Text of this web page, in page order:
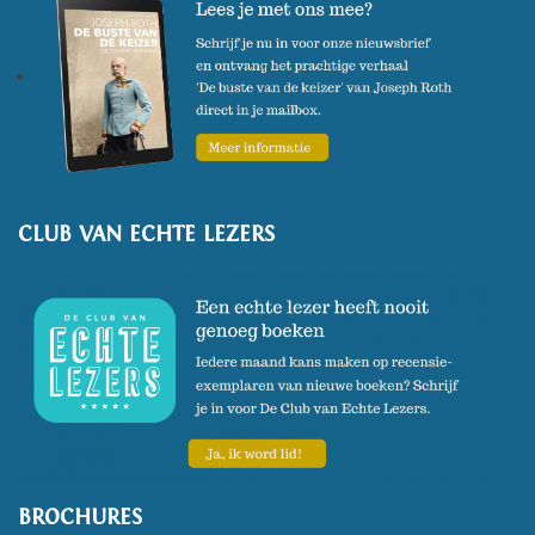
CLUB VAN ECHTE LEZERS
BROCHURES